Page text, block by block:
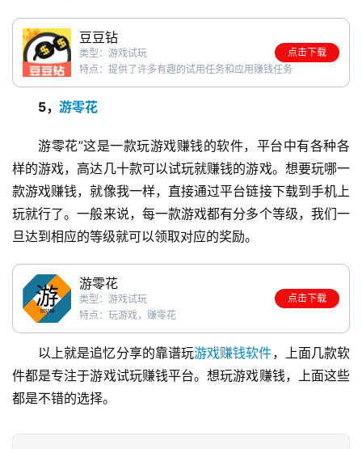
首
页
简
评
手
赚
A
P
登录 注册
豆豆钻
类型：游戏试玩
特点：提供了许多有趣的试用任务和应用赚钱任务
点击下载
5， 游零花
游零花”这是一款玩游戏赚钱的软件，平台中有各种各
样的游戏，高达几十款可以试玩就赚钱的游戏。想要玩哪一
款游戏赚钱，就像我一样，直接通过平台链接下载到手机上
玩就行了。一般来说，每一款游戏都有分多个等级，我们一
旦达到相应的等级就可以领取对应的奖励。
游零花
类型：游戏试玩
特点：玩游戏，赚零花
点击下载
以上就是追忆分享的靠谱玩游戏赚钱软件，上面几款软
件都是专注于游戏试玩赚钱平台。想玩游戏赚钱，上面这些
都是不错的选择。